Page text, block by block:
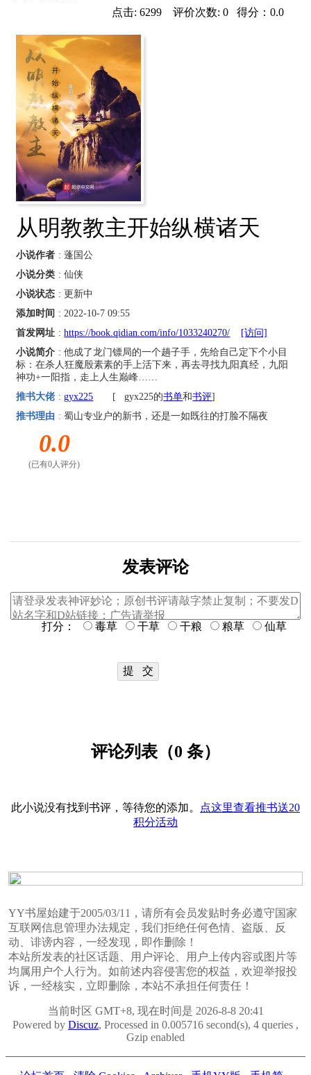
点击: 6299 评价次数: 0 得分：0.0
从明教教主开始纵横诸天
小说作者 : 蓬国公
小说分类 : 仙侠
小说状态 : 更新中
添加时间 : 2022-10-7 09:55
首发网址 :https://book.qidian.com/info/1033240270/
[访问]
小说简介 : 他成了龙门镖局的一个趟子手，先给自己定下个小目
标：在杀人狂魔殷素素的手上活下来，再去寻找九阳真经，九阳
神功+一阳指，走上人生巅峰……
推书大佬 : gyx225 [ gyx225的书单和书评]
推书理由 : 蜀山专业户的新书，还是一如既往的打脸不隔夜
0.0
(已有0人评分)
发表评论
打分： 毒草 干草 干粮 粮草 仙草
评论列表（0 条）
此小说没有找到书评，等待您的添加。
点这里查看推书送20
积分活动
YY书屋始建于2005/03/11，请所有会员发贴时务必遵守国家
互联网信息管理办法规定，我们拒绝任何色情、盗版、反
动、诽谤内容，一经发现，即作删除！
本站所发表的社区话题、用户评论、用户上传内容或图片等
均属用户个人行为。如前述内容侵害您的权益，欢迎举报投
诉，一经核实，立即删除，本站不承担任何责任！
当前时区 GMT+8, 现在时间是 2026-8-8 20:41
Powered by Discuz, Processed in 0.005716 second(s), 4 queries ,
Gzip enabled